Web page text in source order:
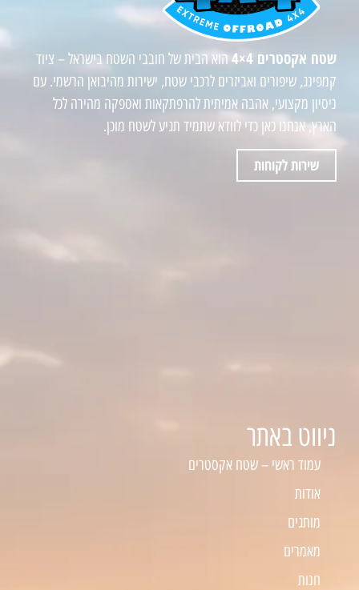
שטח אקסטרים 4×4
הוא הבית של חובבי השטח בישראל – ציוד
קמפינג, שיפורים ואביזרים לרכבי שטח, ישירות מהיבואן הרשמי. עם
ניסיון מקצועי, אהבה אמיתית להרפתקאות ואספקה מהירה לכל
הארץ, אנחנו כאן כדי לוודא שתמיד תגיע לשטח מוכן.
שירות לקוחות
ניווט באתר
עמוד ראשי – שטח אקסטרים
אודות
מותגים
מאמרים
חנות